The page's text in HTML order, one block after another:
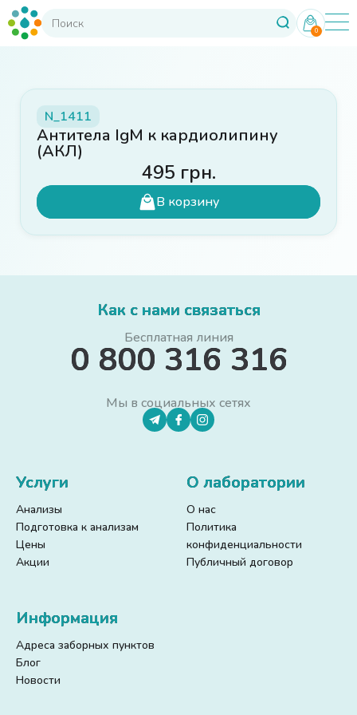
0
N_1411
Антитела IgM к кардиолипину
(АКЛ)
495 грн.
В корзину
Как с нами связаться
Бесплатная линия
0 800 316 316
Мы в социальных сетях
Услуги
Анализы
Подготовка к анализам
Цены
Акции
О лаборатории
О нас
Политика
конфиденциальности
Публичный договор
Информация
Адреса заборных пунктов
Блог
Новости